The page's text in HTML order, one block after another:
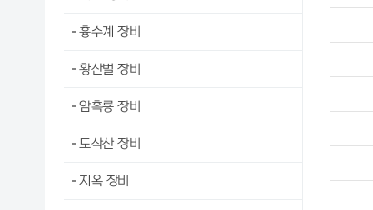
흉수계 장비
황산벌 장비
암흑룡 장비
도삭산 장비
지옥 장비